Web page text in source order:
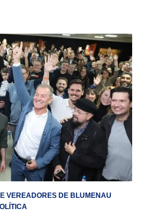
VEREADORES DE BLUMENAU